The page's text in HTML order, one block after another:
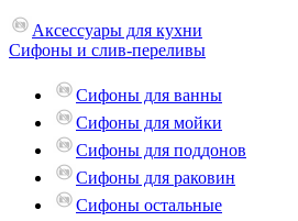
Аксессуары для кухни
Сифоны и слив-переливы
Сифоны для ванны
Сифоны для мойки
Сифоны для поддонов
Сифоны для раковин
Сифоны остальные